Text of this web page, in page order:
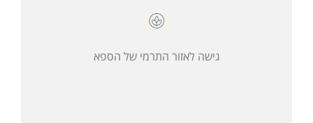
גישה לאזור התרמי של הספא